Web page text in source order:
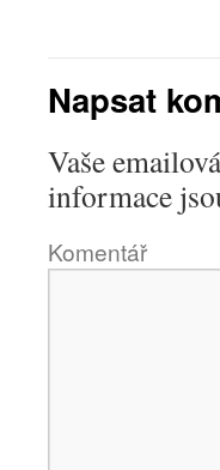
Napsat
Vaše
informace
Komentář